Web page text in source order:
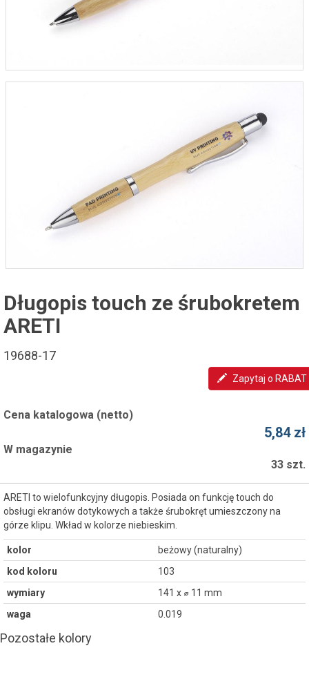
Długopis touch ze śrubokretem
ARETI
19688-17
Zapytaj o RABAT
Cena katalogowa (netto)
5,84 zł
W magazynie
33 szt.
ARETI to wielofunkcyjny długopis. Posiada on funkcję touch do
obsługi ekranów dotykowych a także śrubokręt umieszczony na
górze klipu. Wkład w kolorze niebieskim.
kolor
beżowy (naturalny)
kod koloru
103
wymiary
141 x ⌀ 11 mm
waga
0.019
Pozostałe kolory